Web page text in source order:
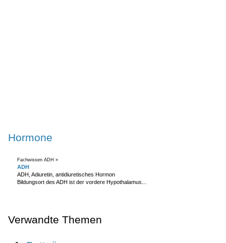
Hormone
Fachwissen ADH »
ADH
ADH, Adiuretin, antidiuretisches Hormon
Bildungsort des ADH ist der vordere Hypothalamus...
Verwandte Themen